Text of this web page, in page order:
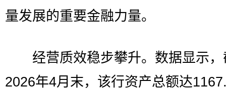
量发展的重要金融力量。
经营质效稳步攀升。数据显示，
2026年4月末，该行资产总额达